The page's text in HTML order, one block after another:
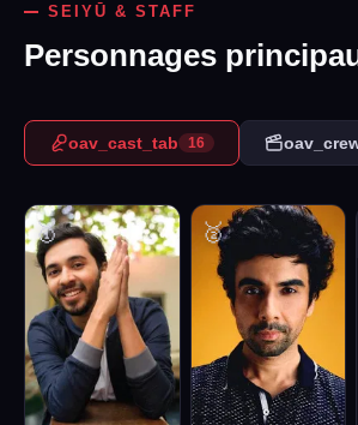
SEIYŪ & STAFF
Personnages
oav_cast_tab 16
🥇 🥈